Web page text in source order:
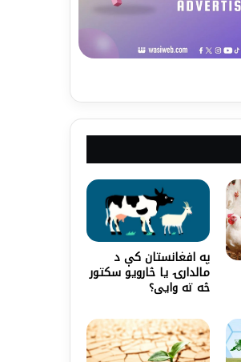
په افغانستان کې د
مالدارۍ یا څارویو سکتور
څه ته وایی؟